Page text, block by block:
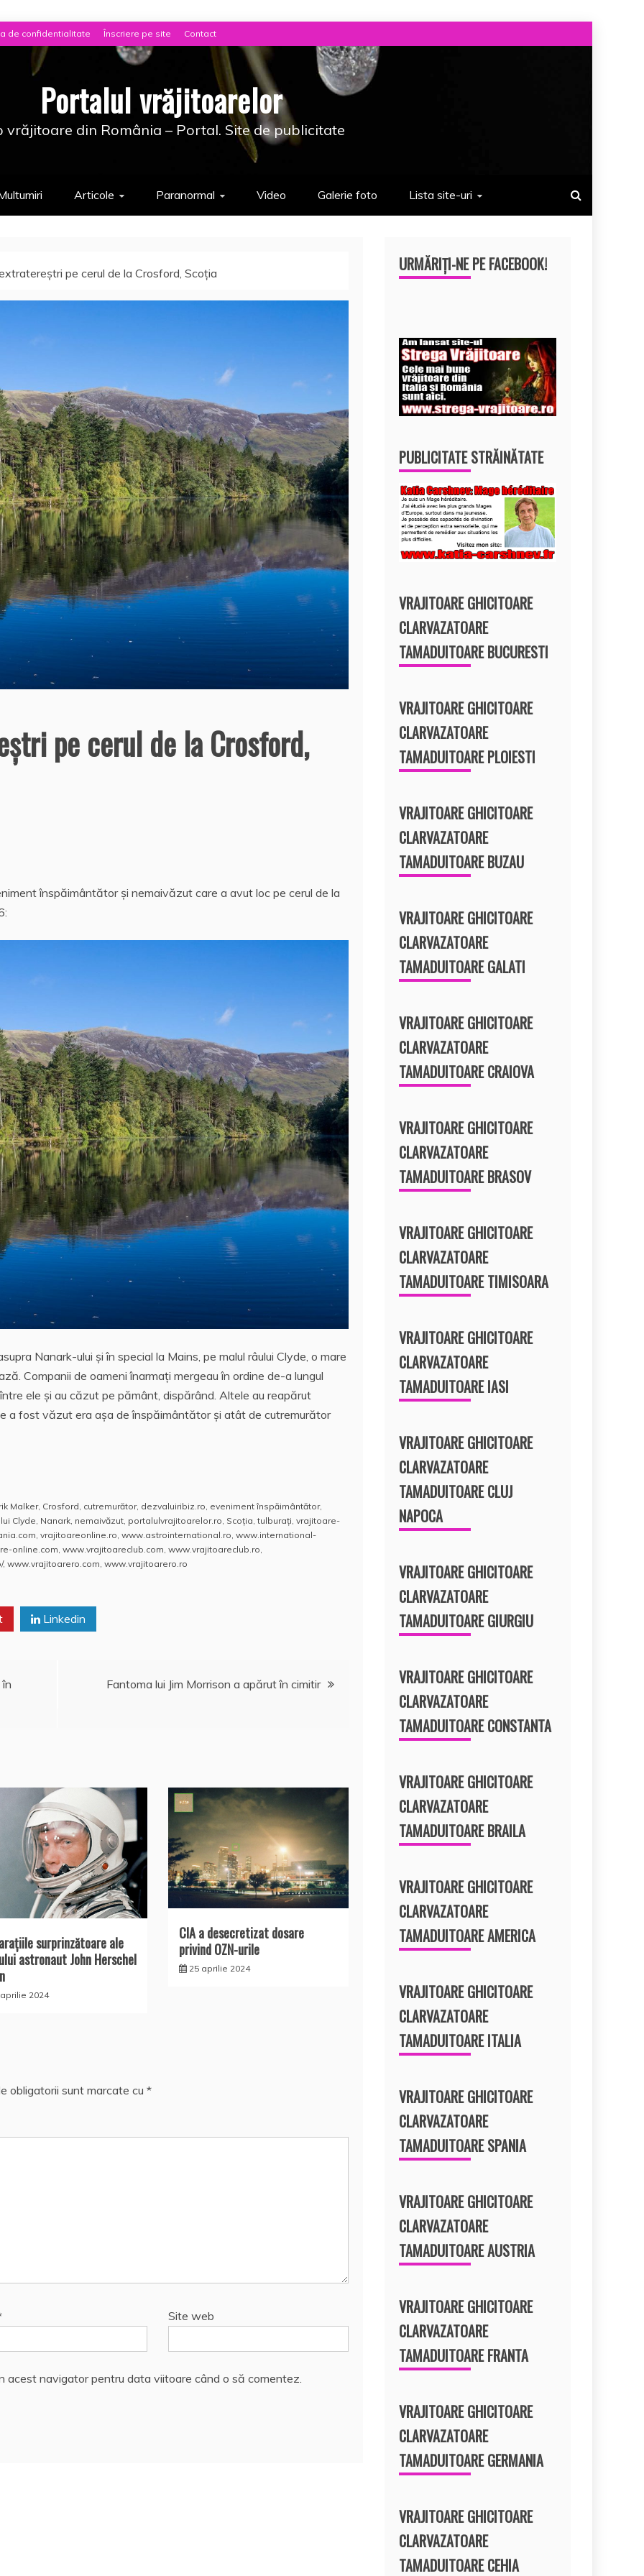
de confidentialitate Înscriere pe site Contact
Portalul vrăjitoarelor
vrăjitoare din România – Portal. Site de publicitate
Articole Paranormal Video Galerie foto Lista site-uri
pe cerul de la Crosford, Scoţia
pe cerul de la Crosford,
înspăimântător şi nemaivăzut care a avut loc pe cerul de la
Nanark-ului şi în special la Mains, pe malul râului Clyde, o mare
Companii de oameni înarmaţi mergeau în ordine de-a lungul
ele şi au căzut pe pământ, dispărând. Altele au reapărut
a fost văzut era aşa de înspăimântător şi atât de cutremurător
Malker, Crosford cutremurător, dezvaluiribiz.ro eveniment înspăimântător,
Clyde Nanark nemaivăzut portalulvrajitoarelor.ro Scoţia ,tulburaţi vrajitoare-
vrajitoareonline.ro www.astrointernational.ro www.international-
online.com www.vrajitoareclub.com www.vrajitoareclub.ro
, www.vrajitoarero.com www.vrajitoarero.ro
Linkedin
Fantoma lui Jim Morrison a apărut în cimitir
surprinzătoare ale
astronaut John Herschel
2024
CIA a desecretizat dosare
privind OZN-urile
25 aprilie 2024
obligatorii sunt marcate cu *
Site web
acest navigator pentru data viitoare când o să comentez.
URMĂRIȚI-NE PE FACEBOOK!
PUBLICITATE STRĂINĂTATE
VRAJITOARE GHICITOARE
CLARVAZATOARE
TAMADUITOARE BUCURESTI
VRAJITOARE GHICITOARE
CLARVAZATOARE
TAMADUITOARE PLOIESTI
VRAJITOARE GHICITOARE
CLARVAZATOARE
TAMADUITOARE BUZAU
VRAJITOARE GHICITOARE
CLARVAZATOARE
TAMADUITOARE GALATI
VRAJITOARE GHICITOARE
CLARVAZATOARE
TAMADUITOARE CRAIOVA
VRAJITOARE GHICITOARE
CLARVAZATOARE
TAMADUITOARE BRASOV
VRAJITOARE GHICITOARE
CLARVAZATOARE
TAMADUITOARE TIMISOARA
VRAJITOARE GHICITOARE
CLARVAZATOARE
TAMADUITOARE IASI
VRAJITOARE GHICITOARE
CLARVAZATOARE
TAMADUITOARE CLUJ
NAPOCA
VRAJITOARE GHICITOARE
CLARVAZATOARE
TAMADUITOARE GIURGIU
VRAJITOARE GHICITOARE
CLARVAZATOARE
TAMADUITOARE CONSTANTA
VRAJITOARE GHICITOARE
CLARVAZATOARE
TAMADUITOARE BRAILA
VRAJITOARE GHICITOARE
CLARVAZATOARE
TAMADUITOARE AMERICA
VRAJITOARE GHICITOARE
CLARVAZATOARE
TAMADUITOARE ITALIA
VRAJITOARE GHICITOARE
CLARVAZATOARE
TAMADUITOARE SPANIA
VRAJITOARE GHICITOARE
CLARVAZATOARE
TAMADUITOARE AUSTRIA
VRAJITOARE GHICITOARE
CLARVAZATOARE
TAMADUITOARE FRANTA
VRAJITOARE GHICITOARE
CLARVAZATOARE
TAMADUITOARE GERMANIA
VRAJITOARE GHICITOARE
CLARVAZATOARE
TAMADUITOARE CEHIA